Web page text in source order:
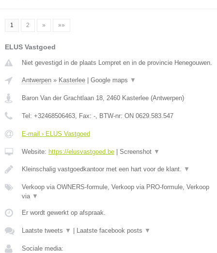
1 2 » »»
ELUS Vastgoed
Niet gevestigd in de plaats Lompret en in de provincie Henegouwen.
Antwerpen » Kasterlee Google maps ▼
Baron Van der Grachtlaan 18, 2460 Kasterlee (Antwerpen)
Tel: +32468506463, Fax: -, BTW-nr: ON 0629.583.547
E-mail › ELUS Vastgoed
Website: https://elusvastgoed.be Screenshot ▼
Kleinschalig vastgoedkantoor met een hart voor de klant. ▼
Verkoop via OWNERS-formule, Verkoop via PRO-formule, Verkoop
via ▼
Er wordt gewerkt op afspraak.
Laatste tweets ▼ Laatste facebook posts ▼
Sociale media: